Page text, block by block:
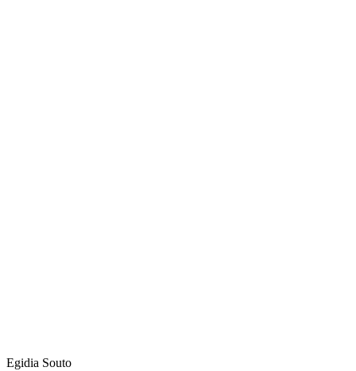
Egidia Souto